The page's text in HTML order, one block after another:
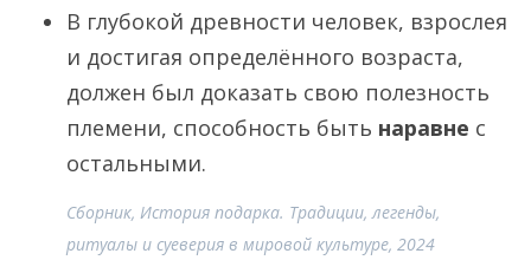
В глубокой древности человек, взрослея
и достигая определённого возраста,
должен был доказать свою полезность
племени, способность быть наравне с
остальными.
Сборник, История подарка. Традиции, легенды,
ритуалы и суеверия в мировой культуре, 2024